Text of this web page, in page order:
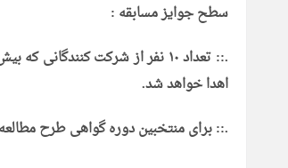
سطح جوایز مسابقه :
اهدا خواهد شد.
.:: برای منتخبین دوره گواهی طرح